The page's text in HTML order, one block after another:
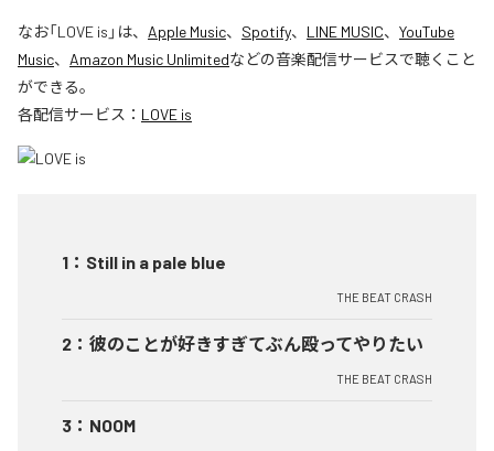
なお「LOVE is 」は、 Apple Music、 Spotify、 LINE MUSIC、 YouTube
Music、 Amazon Music Unlimitedなどの音楽配信サービスで聴くこと
ができる。
各配信サービス： LOVE is
1 ： Still in a pale blue
THE BEAT CRASH
2 ： 彼のことが好きすぎてぶん殴ってやりたい
THE BEAT CRASH
3 ： NOOM